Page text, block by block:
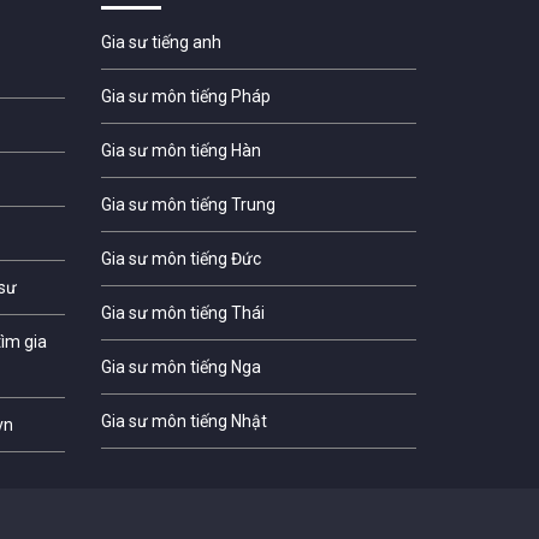
gia
Gia sư tiếng anh
Gia sư môn tiếng Pháp
Gia sư môn tiếng Hàn
Gia sư môn tiếng Trung
Gia sư môn tiếng Đức
Gia sư môn tiếng Thái
Gia sư môn tiếng Nga
Gia sư môn tiếng Nhật